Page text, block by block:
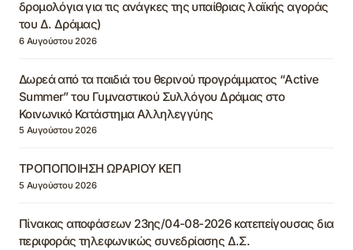
δρομολόγια για τις ανάγκες της υπαίθριας λαϊκής αγοράς
του Δ. Δράμας)
6 Αυγούστου 2026
Δωρεά από τα παιδιά του θερινού προγράμματος “Active
Summer” του Γυμναστικού Συλλόγου Δράμας στο
Κοινωνικό Κατάστημα Αλληλεγγύης
5 Αυγούστου 2026
ΤΡΟΠΟΠΟΙΗΣΗ ΩΡΑΡΙΟΥ ΚΕΠ
5 Αυγούστου 2026
Πίνακας αποφάσεων 23ης/04-08-2026 κατεπείγουσας δια
περιφοράς τηλεφωνικώς συνεδρίασης Δ.Σ.